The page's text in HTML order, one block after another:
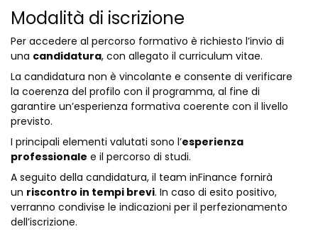
Modalità di iscrizione
Per accedere al percorso formativo è richiesto l’invio di
una candidatura, con allegato il curriculum vitae.
La candidatura non è vincolante e consente di verificare
la coerenza del profilo con il programma, al fine di
garantire un’esperienza formativa coerente con il livello
previsto.
I principali elementi valutati sono l’esperienza
professionale e il percorso di studi.
A seguito della candidatura, il team inFinance fornirà
un riscontro in tempi brevi. In caso di esito positivo,
verranno condivise le indicazioni per il perfezionamento
dell’iscrizione.